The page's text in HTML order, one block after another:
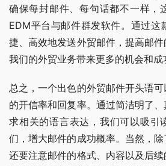
确保每封邮件、每句话都不一样，
EDM平台与邮件群发软件。通过这
捷、高效地发送外贸邮件，提高邮
我们的外贸业务带来更多的机会和成
总之，一个出色的外贸邮件开头语
的开信率和回复率。通过简洁明了
求相关的语言表达，我们可以吸引
们，增大邮件的成功概率。当然，
还要注意邮件的格式、内容以及后